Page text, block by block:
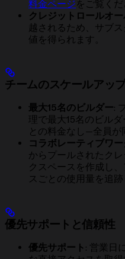
料金ページをご覧くだ
クレジットロールオ
越されるため、サブ
値を得られます。
チームのスケールアップ
最大15名のビルダー:
理で最大15名のビル
との料金なし—全員が
コラボレーティブワ
からプールされたク
クスペースを作成し
スごとの使用量を追跡
優先サポートと信頼性
優先サポート : 営業日